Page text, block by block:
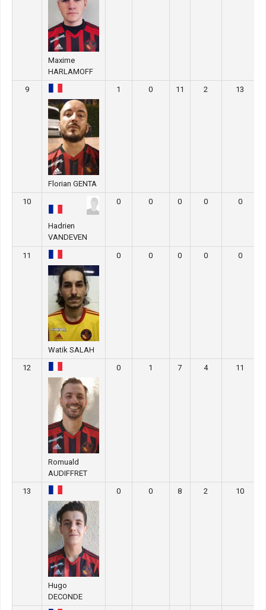
Maxime
HARLAMOFF
9
Florian GENTA
1 0 11 2 13
10
Hadrien
VANDEVEN
0 0 0 0 0
11
Watik SALAH
0 0 0 0 0
12
Romuald
AUDIFFRET
0 1 7 4 11
13
Hugo
DECONDE
0 0 8 2 10